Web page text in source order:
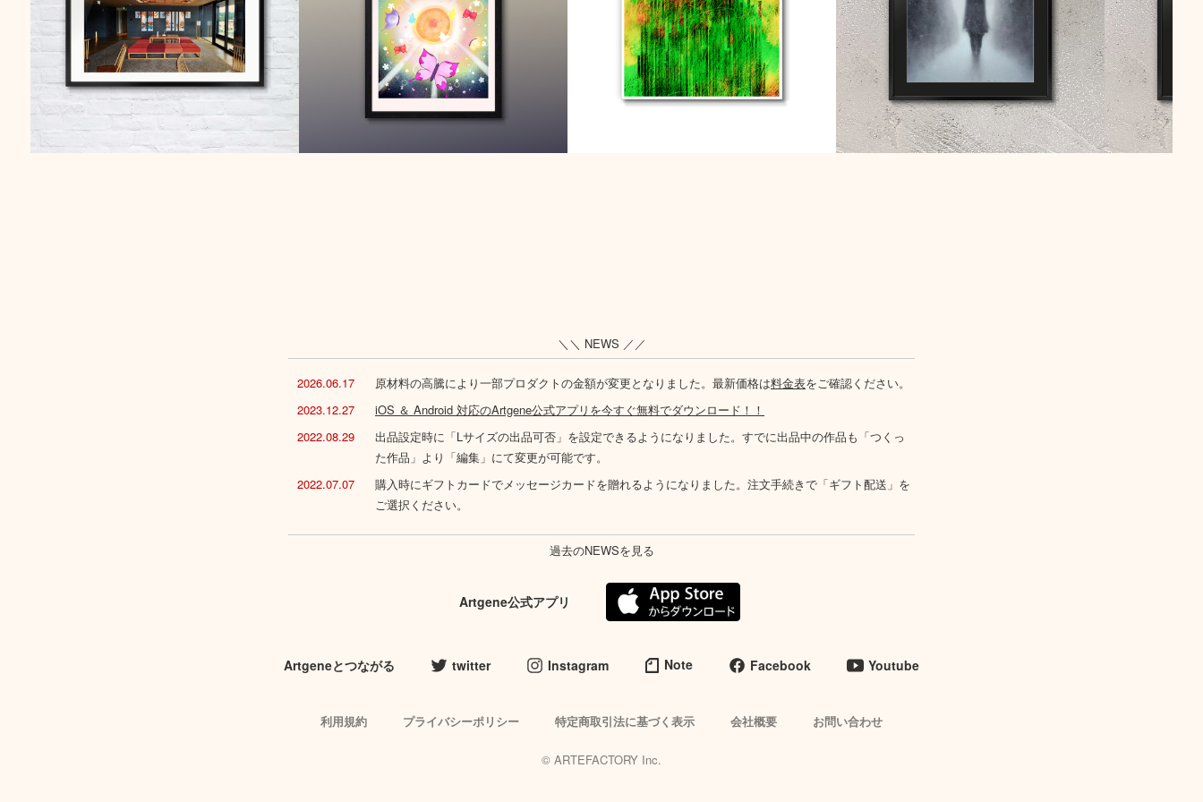
＼＼ NEWS ／／
2026.06.17 原材料の高騰により一部プロダクトの金額が変更となりました。最新価格は料金表をご確認ください。
2023.12.27
iOS ＆ Android 対応のArtgene公式アプリを今すぐ無料でダウンロード！！
2022.08.29
出品設定時に「Lサイズの出品可否」を設定できるようになりました。すでに出品中の作品も「つくっ
た作品」より「編集」にて変更が可能です。
2022.07.07
購入時にギフトカードでメッセージカードを贈れるようになりました。注文手続きで「ギフト配送」を
ご選択ください。
過去のNEWSを見る
Artgene公式アプリ
Artgeneとつながる twitter Instagram Note Facebook Youtube
利用規約 プライバシーポリシー 特定商取引法に基づく表示 会社概要 お問い合わせ
© ARTEFACTORY Inc.